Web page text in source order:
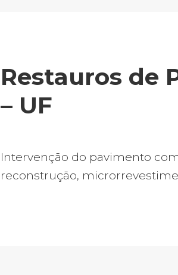
Restauros de
– UF
Intervenção do pavimento
reconstrução,